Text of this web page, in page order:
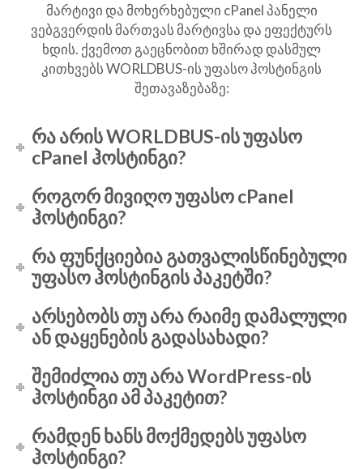
მარტივი და მოხერხებული cPanel პანელი
ვებგვერდის მართვას მარტივსა და ეფექტურს
ხდის. ქვემოთ გაეცნობით ხშირად დასმულ
კითხვებს WORLDBUS-ის უფასო ჰოსტინგის
შეთავაზებაზე:
რა არის WORLDBUS-ის უფასო
cPanel ჰოსტინგი?
როგორ მივიღო უფასო cPanel
ჰოსტინგი?
რა ფუნქციებია გათვალისწინებული
უფასო ჰოსტინგის პაკეტში?
არსებობს თუ არა რაიმე დამალული
ან დაყენების გადასახადი?
შემიძლია თუ არა WordPress-ის
ჰოსტინგი ამ პაკეტით?
რამდენ ხანს მოქმედებს უფასო
ჰოსტინგი?